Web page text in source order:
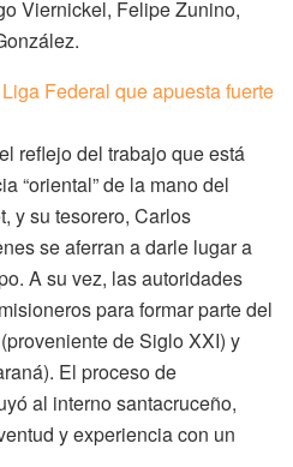
Viernickel, Felipe Zunino,
reflejo del trabajo que está
“oriental” de la mano del
y su tesorero, Carlos
se aferran a darle lugar a
A su vez, las autoridades
para formar parte del
de Siglo XXI) y
El proceso de
al interno santacruceño,
y experiencia con un